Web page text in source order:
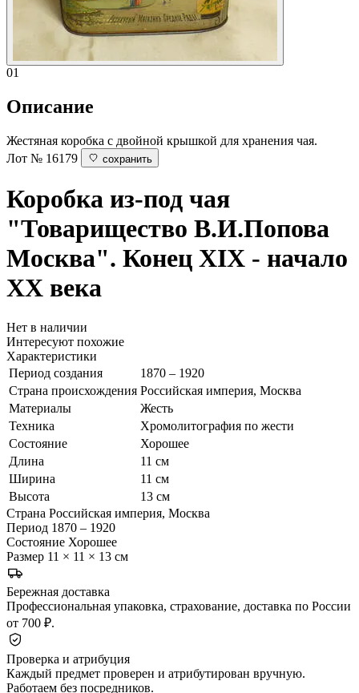
01
Описание
Жестяная коробка с двойной крышкой для хранения чая.
Лот № 16179
сохранить
Коробка из-под чая
"Товарищество В.И.Попова
Москва". Конец XIX - начало
ХХ века
Нет в наличии
Интересуют похожие
Характеристики
Период создания
1870 – 1920
Страна происхождения Российская империя, Москва
Материалы
Жесть
Техника
Хромолитография по жести
Состояние
Хорошее
Длина
11 см
Ширина
11 см
Высота
13 см
Страна Российская империя, Москва
Период 1870 – 1920
Состояние Хорошее
Размер 11 × 11 × 13 см
Бережная доставка
Профессиональная упаковка, страхование, доставка по России
от 700 ₽.
Проверка и атрибуция
Каждый предмет проверен и атрибутирован вручную.
Работаем без посредников.